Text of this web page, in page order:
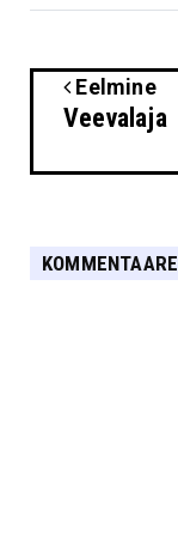
Eelmine
Veevalaja